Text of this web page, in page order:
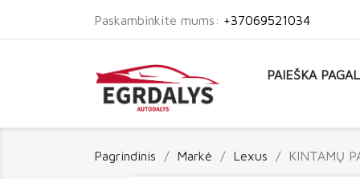
Paskambinkite mums: +37069521034
PAIEŠKA
Pagrindinis Markė Lexus KINTAMŲ